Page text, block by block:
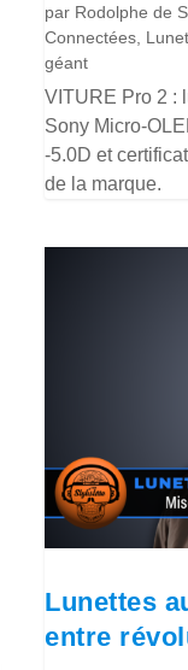
par Rodolphe de
Connectées
géant
VITURE Pro 2 :
Sony Micro-
-5.0D et
de la marque.
Lunettes
entre